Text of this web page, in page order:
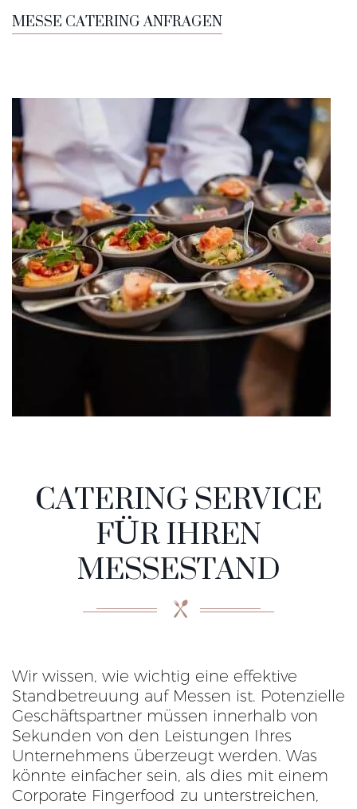
MESSE CATERING ANFRAGEN
CATERING SERVICE
FÜR IHREN
MESSESTAND
Wir wissen, wie wichtig eine effektive
Standbetreuung auf Messen ist. Potenzielle
Geschäftspartner müssen innerhalb von
Sekunden von den Leistungen Ihres
Unternehmens überzeugt werden. Was
könnte einfacher sein, als dies mit einem
Corporate Fingerfood zu unterstreichen,